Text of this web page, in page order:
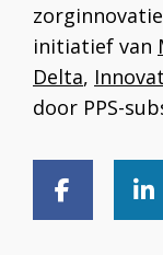
initiatief van
Delta,
door PPS-